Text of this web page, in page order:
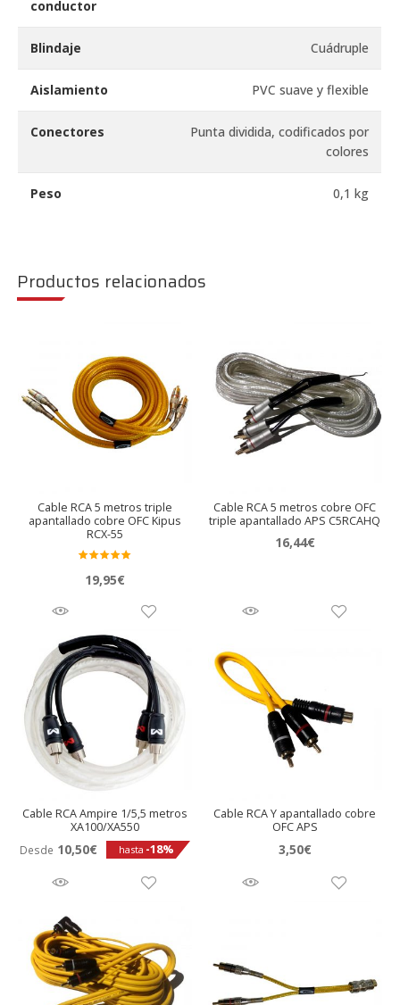
conductor
Blindaje Cuádruple
Aislamiento PVC suave y flexible
Conectores
Punta dividida, codificados por
colores
Peso 0,1 kg
Productos relacionados
Cable RCA 5 metros triple
apantallado cobre OFC Kipus
RCX-55
do en
19,95€
Cable RCA 5 metros cobre OFC
triple apantallado APS C5RCAHQ
16,44€
Cable RCA Ampire 1/5,5 metros
XA100/XA550
Desde 10,50€ hasta -18%
Cable RCA Y apantallado cobre
OFC APS
3,50€